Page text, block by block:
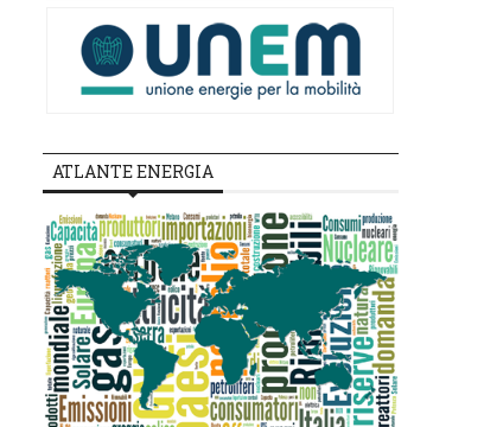
ATLANTE ENERGIA